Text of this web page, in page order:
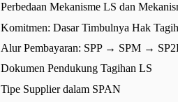
Perbedaan Mekanisme LS dan
Komitmen: Dasar Timbulnya Hak Tagih
Alur Pembayaran: SPP → SPM →
Dokumen Pendukung Tagihan LS
Tipe Supplier dalam SPAN